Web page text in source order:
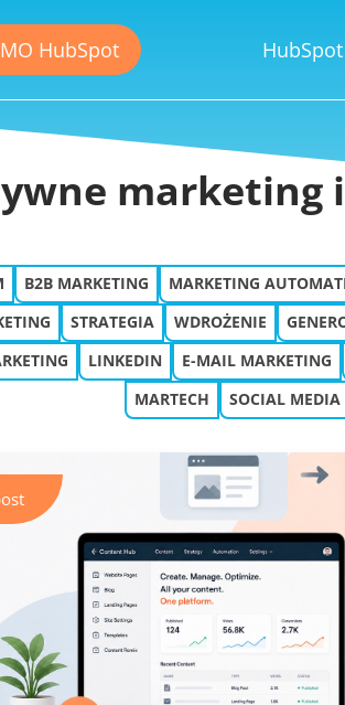
HubSpot HubSpot
marketing
B2B MARKETING MARKETING
STRATEGIA WDROŻENIE
LINKEDIN E-MAIL MARKETING
MARTECH
SOCIAL MEDIA